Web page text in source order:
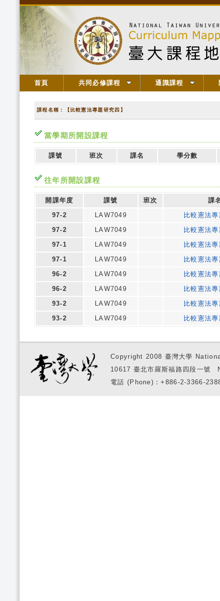
首頁 共同必修課程 通識課程
課程名稱：【比較憲法專題研究四】
當學期所開設課程
課號 班次 課名 學分數
往年所開設課程
開課年度 課號 班次
課
97-2
LAW7049
比較憲法
97-2
LAW7049
比較憲法
97-1
LAW7049
比較憲法
97-1
LAW7049
比較憲法
96-2
LAW7049
比較憲法
96-2
LAW7049
比較憲法
93-2
LAW7049
比較憲法
93-2
LAW7049 比較憲法
Copyright 2008 臺灣大學
10617 臺北市羅斯福路四段一
電話 (Phone)：+886-2-3366-